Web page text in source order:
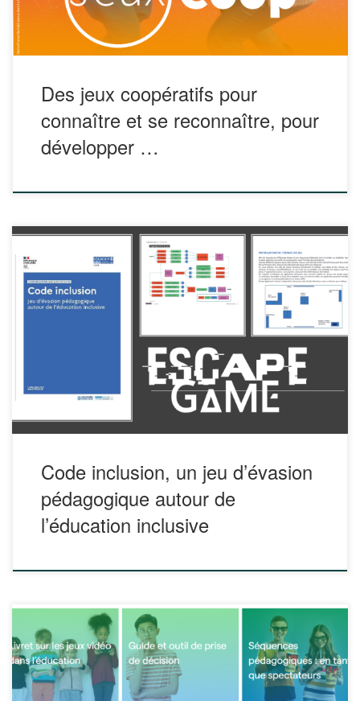
Des jeux coopératifs pour
connaître et se reconnaître, pour
développer …
Code inclusion est un escape game qui propose une
mission pour aborder des notions-clés de l’éducation
inclusive sous 3 axes : historique, institutionnelle et
pédagogique. Énigmes, codes secrets, mise en situation et
simulations permettent de sensibiliser, former et/ou préparer
les étudiants au métier d’enseignant et à l’accueil d’un
Code inclusion, un jeu d’évasion
pédagogique autour de
l’éducation inclusive
Ce document, proposé par Gaming4Skills, vise à montrer
que les jeux vidéo sont des supports d’idées et
d’expériences, et qu’ils peuvent être considérés comme